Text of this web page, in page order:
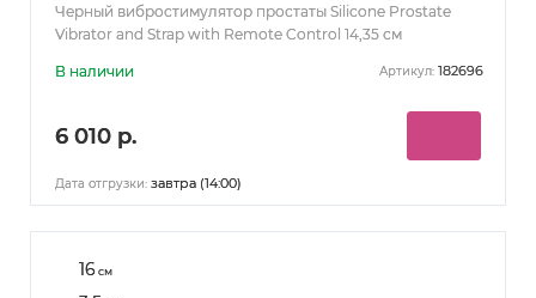
Черный вибростимулятор простаты Silicone Prostate
Vibrator and Strap with Remote Control 14,35 см
В наличии Артикул: 182696
6 010 р.
Дата отгрузки: завтра (14:00)
16 см